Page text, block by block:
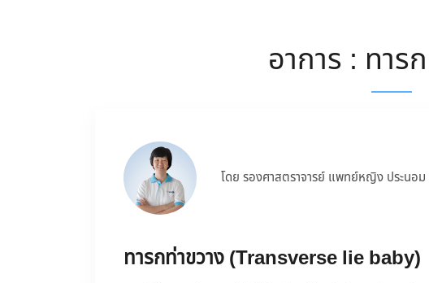
อาการ : ทาร
โดย รองศาสตราจารย์ แพทย์หญิง ประนอ
ทารกท่าขวาง (Transverse lie baby)